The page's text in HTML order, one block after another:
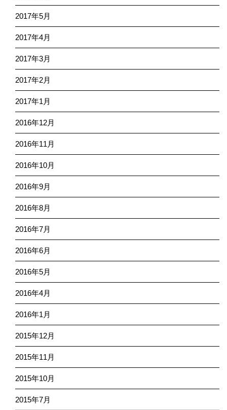
2017年5月
2017年4月
2017年3月
2017年2月
2017年1月
2016年12月
2016年11月
2016年10月
2016年9月
2016年8月
2016年7月
2016年6月
2016年5月
2016年4月
2016年1月
2015年12月
2015年11月
2015年10月
2015年7月